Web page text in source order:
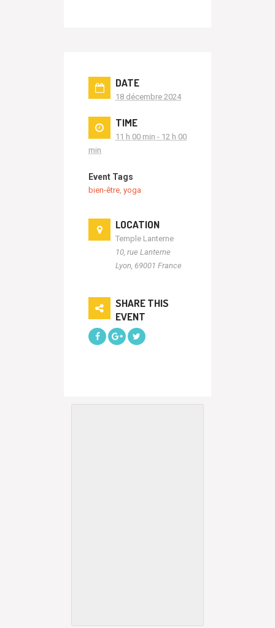
DATE
18 décembre 2024
TIME
11 h 00 min - 12 h 00
min
Event Tags
bien-être yoga
LOCATION
Temple Lanterne
10, rue Lanterne
Lyon 69001 France
SHARE THIS
EVENT